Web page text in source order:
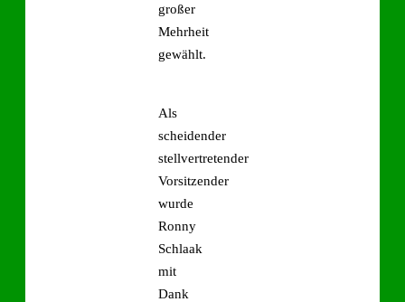
großer
Mehrheit
gewählt.
Als
scheidender
stellvertretender
Vorsitzender
wurde
Ronny
Schlaak
mit
Dank